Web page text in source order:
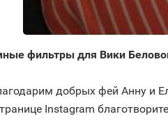
фильтры для Вики
добрых фей Анну и
Instagram